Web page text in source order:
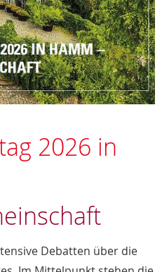
2026 in
Debatten über die